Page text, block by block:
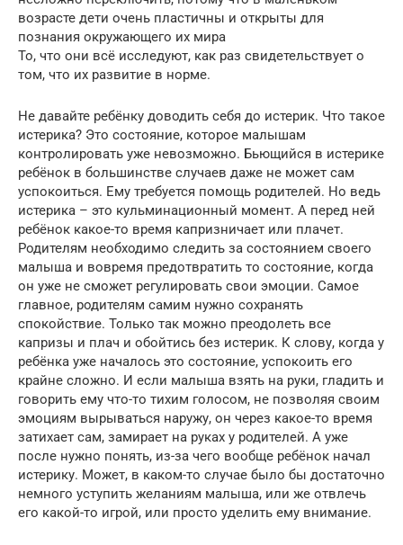
возрасте дети очень пластичны и открыты для
познания окружающего их мира
То, что они всё исследуют, как раз свидетельствует о
том, что их развитие в норме.
Не давайте ребёнку доводить себя до истерик. Что такое
истерика? Это состояние, которое малышам
контролировать уже невозможно. Бьющийся в истерике
ребёнок в большинстве случаев даже не может сам
успокоиться. Ему требуется помощь родителей. Но ведь
истерика – это кульминационный момент. А перед ней
ребёнок какое-то время капризничает или плачет.
Родителям необходимо следить за состоянием своего
малыша и вовремя предотвратить то состояние, когда
он уже не сможет регулировать свои эмоции. Самое
главное, родителям самим нужно сохранять
спокойствие. Только так можно преодолеть все
капризы и плач и обойтись без истерик. К слову, когда у
ребёнка уже началось это состояние, успокоить его
крайне сложно. И если малыша взять на руки, гладить и
говорить ему что-то тихим голосом, не позволяя своим
эмоциям вырываться наружу, он через какое-то время
затихает сам, замирает на руках у родителей. А уже
после нужно понять, из-за чего вообще ребёнок начал
истерику. Может, в каком-то случае было бы достаточно
немного уступить желаниям малыша, или же отвлечь
его какой-то игрой, или просто уделить ему внимание.